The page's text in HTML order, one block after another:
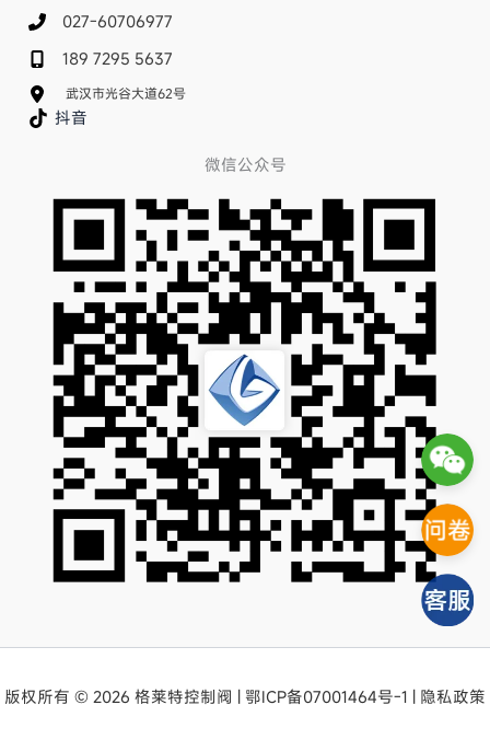
027-60706977
189 7295 5637
武汉市光谷大道62号
抖音
微信公众号
版权所有 © 2026 格莱特控制阀 | 鄂ICP备07001464号-1 隐私政策